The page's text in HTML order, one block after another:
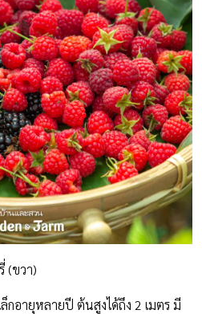
(ขวา)
กอายุหลายปี ต้นสูงได้ถึง 2 เมตร มี